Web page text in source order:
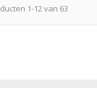
1-12van 63